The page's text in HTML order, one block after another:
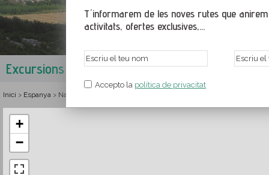
T´informarem de les noves rutes que
activitats, ofertes exclusives,...
Accepto la política de privacitat
Excursions a les Conques Prepirinenques
Inici > Espanya > Navarra
+
−